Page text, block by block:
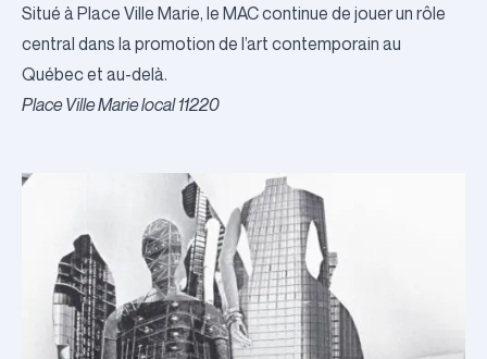
Situé à Place Ville Marie, le MAC continue de jouer un rôle
central dans la promotion de l’art contemporain au
Québec et au-delà.
Place Ville Marie local 11220